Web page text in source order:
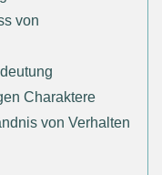
von
Charaktere
von Verhalten